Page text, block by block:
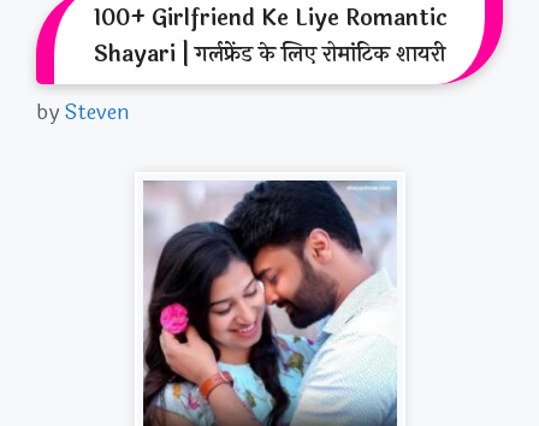
100+ Girlfriend Ke Liye Romantic
Shayari | गर्लफ्रेंड के लिए रोमांटिक शायरी
bySteven